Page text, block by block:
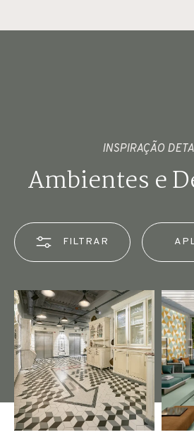
INSPIRAÇÃO
Ambientes e
FILTRAR